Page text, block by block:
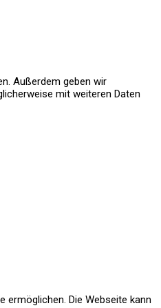
Außerdem geben wir
mit weiteren Daten
ermöglichen. Die Webseite kann